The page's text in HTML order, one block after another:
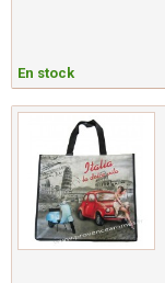
En stock